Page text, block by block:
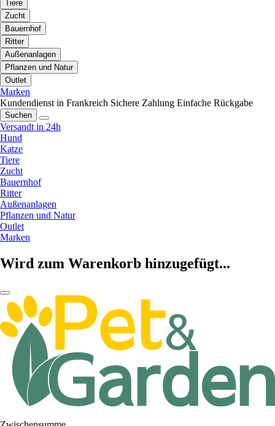
Tiere
Zucht
Bauernhof
Ritter
Außenanlagen
Pflanzen und Natur
Outlet
Marken
Kundendienst in Frankreich Sichere Zahlung Einfache Rückgabe
Suchen
Versandt in 24h
Hund
Katze
Tiere
Zucht
Bauernhof
Ritter
Außenanlagen
Pflanzen und Natur
Outlet
Marken
Wird zum Warenkorb hinzugefügt...